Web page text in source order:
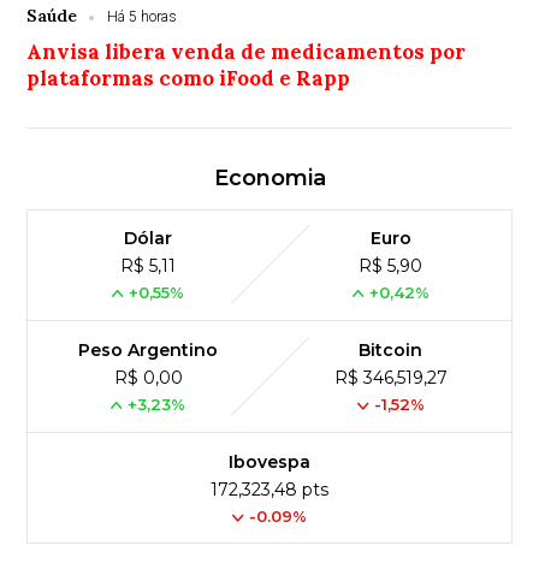
Saúde Há 5 horas
Anvisa libera venda de medicamentos por
plataformas como iFood e Rapp
Economia
Dólar
R$ 5,11
+0,55%
Euro
R$ 5,90
+0,42%
Peso Argentino
R$ 0,00
+3,23%
Bitcoin
R$ 346,519,27
-1,52%
Ibovespa
172,323,48 pts
-0.09%